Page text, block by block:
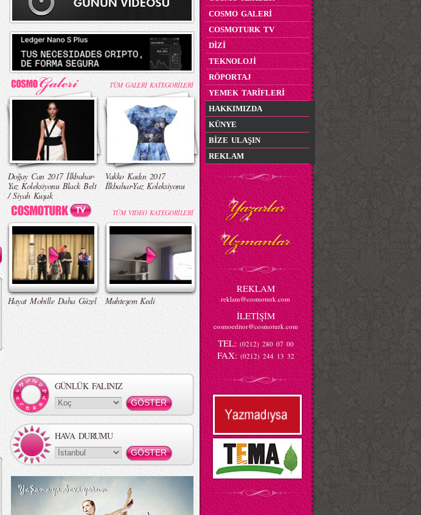
TÜM GALERİ KATEGORİLERİ
Doğay Can 2017 İlkbahar-
Yaz Koleksiyonu Black Belt
/ Siyah Kuşak
Vakko Kadın 2017
İlkbahar-Yaz Koleksiyonu
TÜM VIDEO KATEGORİLERİ
Hayat Mobille Daha Güzel Muhteşem Kedi
GÜNLÜK FALINIZ
HAVA DURUMU
COSMO GALERİ
COSMOTURK TV
DİZİ
TEKNOLOJİ
RÖPORTAJ
YEMEK TARİFLERİ
HAKKIMIZDA
KÜNYE
BİZE ULAŞIN
REKLAM
REKLAM
reklam@cosmoturk.com
İLETİŞİM
cosmoeditor@cosmoturk.com
TEL: (0212) 280 07 00
FAX: (0212) 244 13 32